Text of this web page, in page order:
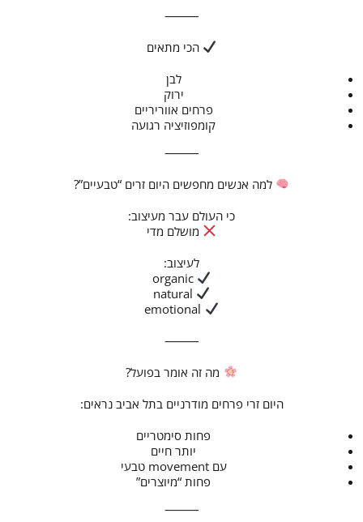
⸻
הכי מתאים
לבן
ירוק
פרחים אווריריים
קומפוזיציה רגועה
⸻
למה אנשים מחפשים היום זרים “טבעיים”?
כי העולם עבר מעיצוב:
מושלם מדי
לעיצוב:
organic
⸻
מה זה אומר בפועל?
היום זרי פרחים מודרניים בתל אביב נראים:
פחות סימטריים
יותר חיים
עם movement טבעי
פחות “מיוצרים”
⸻